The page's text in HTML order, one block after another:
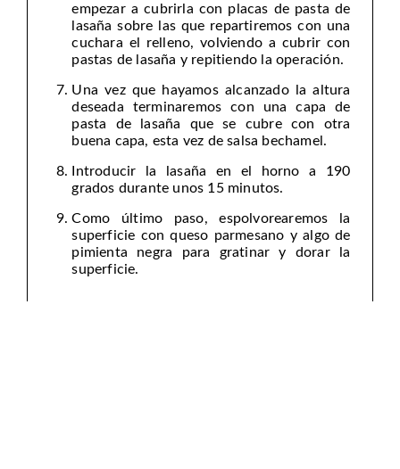
empezar a cubrirla con placas de pasta de
lasaña sobre las que repartiremos con una
cuchara el relleno, volviendo a cubrir con
pastas de lasaña y repitiendo la operación.
Una vez que hayamos alcanzado la altura
deseada terminaremos con una capa de
pasta de lasaña que se cubre con otra
buena capa, esta vez de salsa bechamel.
Introducir la lasaña en el horno a 190
grados durante unos 15 minutos.
Como último paso, espolvorearemos la
superficie con queso parmesano y algo de
pimienta negra para gratinar y dorar la
superficie.